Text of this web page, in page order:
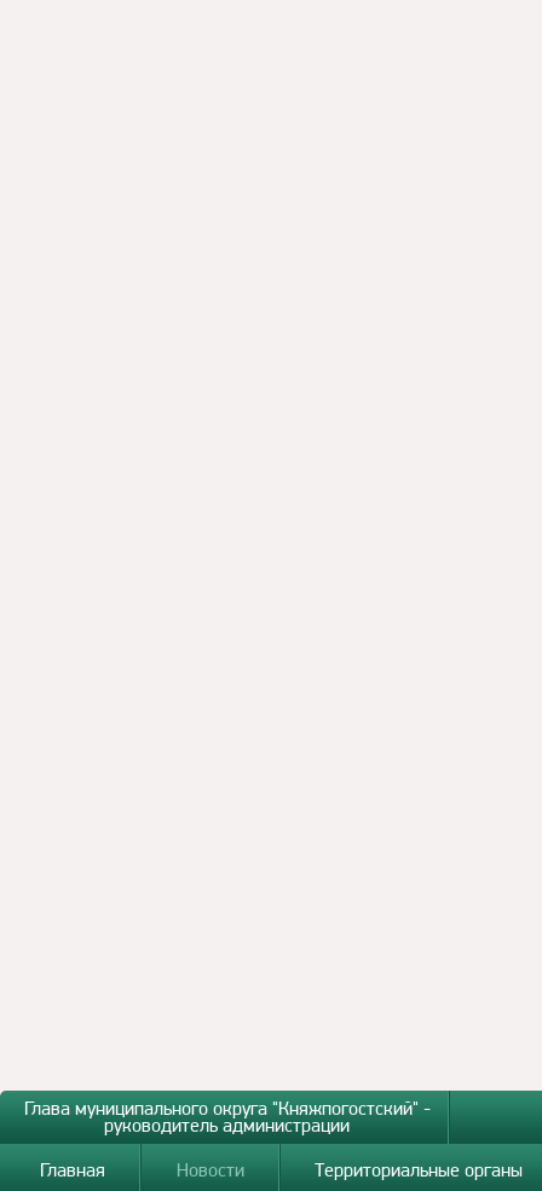
Глава муниципального округа "Княжпогостский" -
руководитель администрации
Главная
Новости Территориальные органы